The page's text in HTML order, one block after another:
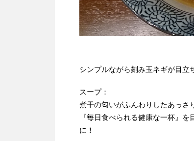
シンプルながら刻み玉ネギが目立
スープ：
煮干の匂いがふんわりしたあっさ
『毎日食べられる健康な一杯』
に！